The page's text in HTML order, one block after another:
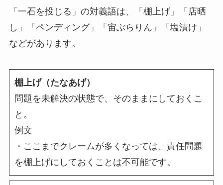
「一石を投じる」の対義語は、「棚上げ」「店晒
し」「ペンディング」「宙ぶらりん」「塩漬け」
などがあります。
棚上げ（たなあげ）
問題を未解決の状態で、そのままにしておくこ
と。
例文
・ここまでクレームが多くなっては、責任問題
を棚上げにしておくことは不可能です。